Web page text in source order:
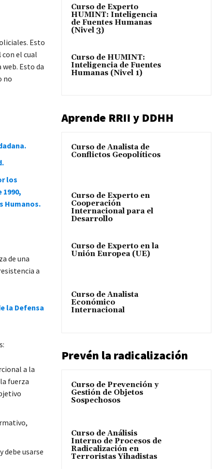
Esto
con el cual
Esto da
no
los
Humanos.
de una
a
la Defensa
a la
fuerza
debe usarse
Curso de Experto
HUMINT: Inteligencia
de Fuentes Humanas
(Nivel 3)
Curso de HUMINT:
Inteligencia de Fuentes
Humanas (Nivel 1)
Aprende RRII y DDHH
Curso de Analista de
Conflictos Geopolíticos
Curso de Experto en
Cooperación
Internacional para el
Desarrollo
Curso de Experto en la
Unión Europea (UE)
Curso de Analista
Económico
Internacional
Prevén la radicalización
Curso de Prevención y
Gestión de Objetos
Sospechosos
Curso de Análisis
Interno de Procesos de
Radicalización en
Terroristas Yihadistas